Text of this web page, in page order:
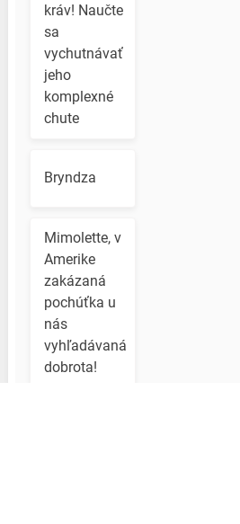
kráv! Naučte
sa
vychutnávať
jeho
komplexné
chute
Bryndza
Mimolette, v
Amerike
zakázaná
pochúťka u
nás
vyhľadávaná
dobrota!